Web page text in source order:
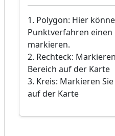
1. Polygon: Hier
Punktverfahren
markieren.
2. Rechteck:
Bereich auf der Karte
3. Kreis: Markieren
auf der Karte